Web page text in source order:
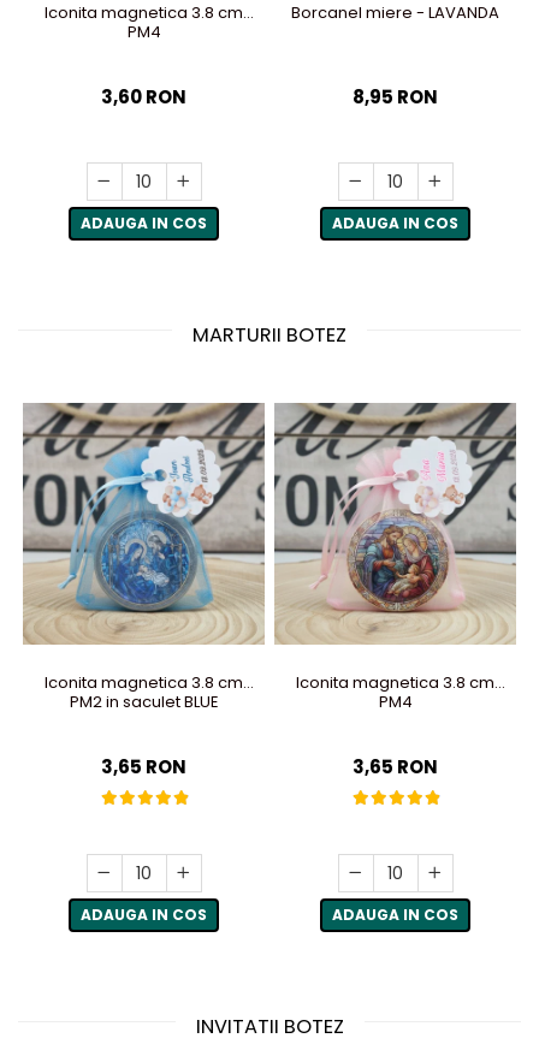
Iconita magnetica 3.8 cm
PM4
3,60 RON
ADAUGA IN COS
Borcanel miere - LAVANDA
8,95 RON
ADAUGA IN COS
MARTURII BOTEZ
Iconita magnetica 3.8 cm
PM2 in saculet BLUE
3,65 RON
ADAUGA IN COS
Iconita magnetica 3.8 cm
PM4
3,65 RON
ADAUGA IN COS
INVITATII BOTEZ